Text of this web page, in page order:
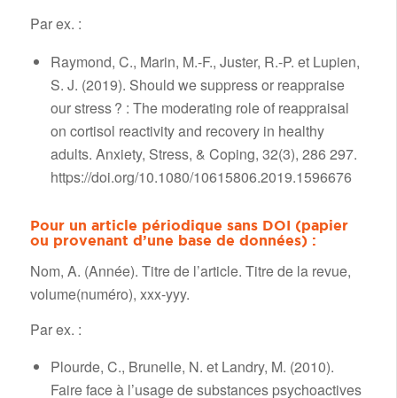
Par ex. :
Raymond, C., Marin, M.-F., Juster, R.-P. et Lupien,
S. J. (2019). Should we suppress or reappraise
our stress ? : The moderating role of reappraisal
on cortisol reactivity and recovery in healthy
adults. Anxiety, Stress, & Coping, 32(3), 286 297.
https://doi.org/10.1080/10615806.2019.1596676
Pour un article périodique sans DOI (papier
ou provenant d’une base de données) :
Nom, A. (Année). Titre de l’article. Titre de la revue,
volume(numéro), xxx-yyy.
Par ex. :
Plourde, C., Brunelle, N. et Landry, M. (2010).
Faire face à l’usage de substances psychoactives